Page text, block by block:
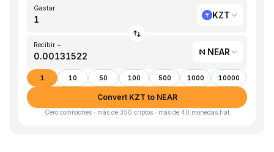
Gastar
KZT
Recibir ~
NEAR
1 10 50 100 500 1000 10000
Convert KZT to NEAR
Cero comisiones · más de 350 criptos · más de 40 monedas fiat